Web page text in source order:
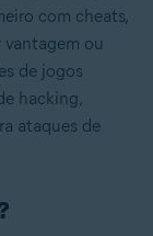
com cheats,
ou
de jogos
hacking,
ataques de